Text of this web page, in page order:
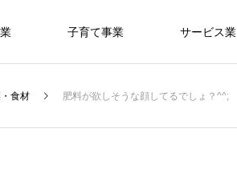
子育て事業 サービス業
食材 肥料が欲しそうな顔してるでしょ？^^;